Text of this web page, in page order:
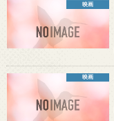
映画
映画